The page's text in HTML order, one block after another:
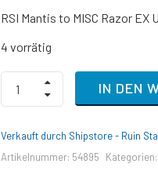
RSI Mantis to MISC Razor EX
4 vorrätig
RSI
Mantis
to
Razor
Upgrade
IN DEN
Verkauft durch Shipstore - Ruin
Artikelnummer: 54895 Kategorien: